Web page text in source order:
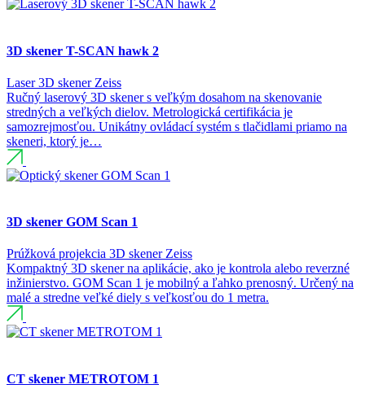
3D skener T-SCAN hawk 2
Laser 3D skener Zeiss
Ručný laserový 3D skener s veľkým dosahom na skenovanie
stredných a veľkých dielov. Metrologická certifikácia je
samozrejmosťou. Unikátny ovládací systém s tlačidlami priamo na
skeneri, ktorý je…
3D skener GOM Scan 1
Prúžková projekcia 3D skener Zeiss
Kompaktný 3D skener na aplikácie, ako je kontrola alebo reverzné
inžinierstvo. GOM Scan 1 je mobilný a ľahko prenosný. Určený na
malé a stredne veľké diely s veľkosťou do 1 metra.
CT skener METROTOM 1